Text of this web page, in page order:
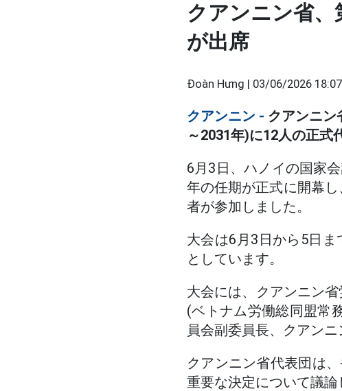
クアンニン省
が出席
Đoàn Hưng | 03/06/2026 18:07
クアンニン - クアンニン
～2031年)に12人の正式
6月3日、ハノイの国家
年の任期が正式に開幕
者が参加しました。
大会は6月3日から5日
としています。
大会には、クアンニン
(ベトナム労働総同盟常
員会副委員長、クアン
クアンニン省代表団は
重要な決定について議論